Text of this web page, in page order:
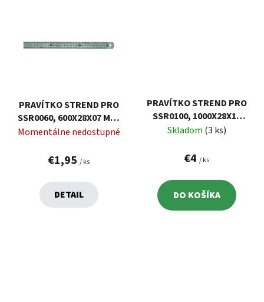
PRAVÍTKO STREND PRO
SSR0060, 600X28X07 MM,
NEREZOVÉ, INOX
Momentálne nedostupné
€1,95 / ks
DETAIL
PRAVÍTKO STREND PRO
SSR0100, 1000X28X10
MM, NEREZOVÉ, INOX
Skladom (3 ks)
€4 / ks
DO KOŠÍKA